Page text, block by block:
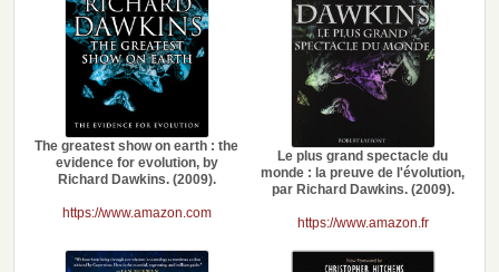
The greatest show on earth : the
evidence for evolution, by
Richard Dawkins. (2009).
https://www.amazon.com
Le plus grand spectacle du
monde : la preuve de l'évolution,
par Richard Dawkins. (2009).
https://www.amazon.fr